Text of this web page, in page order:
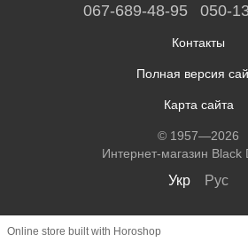
067-689-48-95 050-
Контакты
Полная версия
Карта сайта
© 1957—2026
Интернет-магазин Black
Укр Рус
Online store built with Horoshop